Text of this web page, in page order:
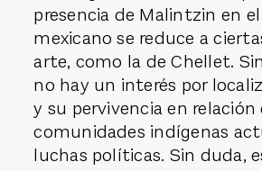
presencia de Malintzin en
mexicano se reduce a
arte, como la de Chellet.
no hay un interés por
y su pervivencia en relación
comunidades indígenas
luchas políticas. Sin duda,